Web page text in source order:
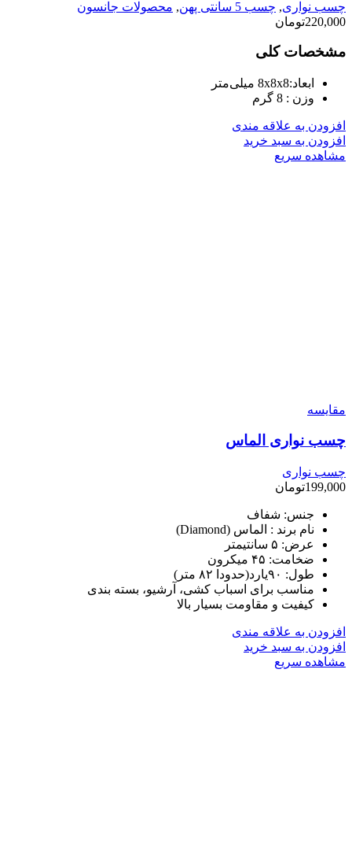
چسب نواری, چسب 5 سانتی پهن , محصولات جانسون
220,000تومان
مشخصات کلی
ابعاد:8x8x8 میلی‌متر
وزن : 8 گرم
افزودن به علاقه مندی
افزودن به سبد خرید
مشاهده سریع
مقایسه
چسب نواری الماس
چسب نواری
199,000تومان
جنس: شفاف
نام برند : الماس (Diamond)
عرض: ۵ سانتیمتر
ضخامت: ۴۵ میکرون
طول: ۹۰یارد(حدودا ۸۲ متر)
مناسب برای اسباب کشی، آرشیو، بسته بندی
کیفیت و مقاومت بسیار بالا
افزودن به علاقه مندی
افزودن به سبد خرید
مشاهده سریع